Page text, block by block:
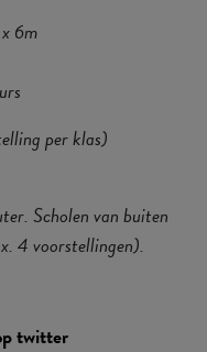
6m
per klas)
Scholen van buiten
4 voorstellingen).
twitter